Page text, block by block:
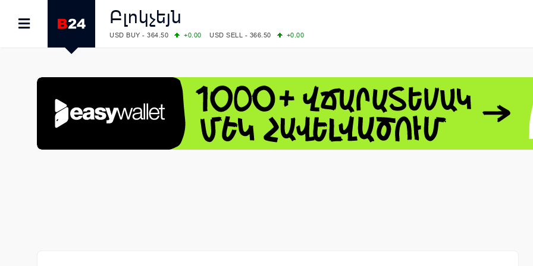
Բլոկչեյն
USD BUY - 364.50 +0.00 USD SELL - 366.50
+0.00
COMEX: PLATINUM - 1749.90
LME: ALUMINIUM - 3184.00
-0.27 COPPER - 13791.00
-0.12
LME: NICKEL - 17249.00
+0.09 TIN - 55268.00
+2.50
LME: LEAD - 1877.50
-1.00 ZINC - 3643.00
+1.43
FOREX: USD/JPY - 158.37
+0.44 EUR/GBP - 1.1521
-0.23
FOREX: EUR/USD - 1.1521
-0.23 GBP/USD - 1.3448
-0.08